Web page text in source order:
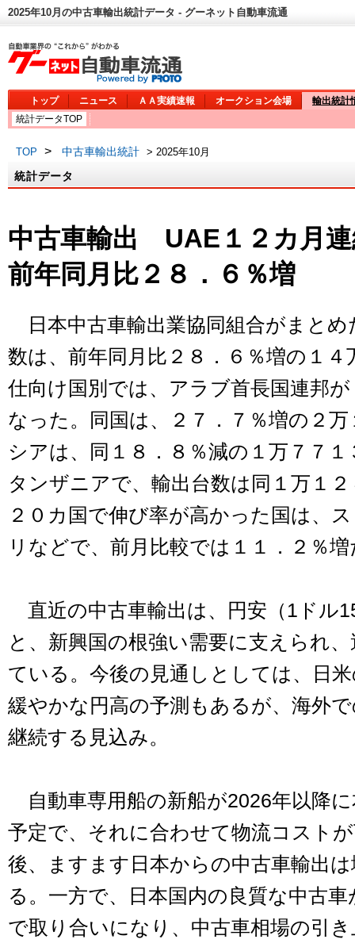
2025年10月の中古車輸出統計データ - グーネット自動車流通
トップ ニュース ＡＡ実績速報 オークション会場
輸出統計
統計データTOP
TOP > 中古車輸出統計 > 2025年10月
統計データ
中古車輸出 UAE１２カ月
前年同月比２８．６％増
日本中古車輸出業協同組合がまとめ
数は、前年同月比２８．６％増の１
仕向け国別では、アラブ首長国連邦
なった。同国は、２７．７％増の２
シアは、同１８．８％減の１万７７
タンザニアで、輸出台数は同１万１
２０カ国で伸び率が高かった国は、
リなどで、前月比較では１１．２％
直近の中古車輸出は、円安（1ドル
と、新興国の根強い需要に支えられ
ている。今後の見通しとしては、日
緩やかな円高の予測もあるが、海外
継続する見込み。
自動車専用船の新船が2026年以降
予定で、それに合わせて物流コスト
後、ますます日本からの中古車輸出
る。一方で、日本国内の良質な中古
で取り合いになり、中古車相場の引